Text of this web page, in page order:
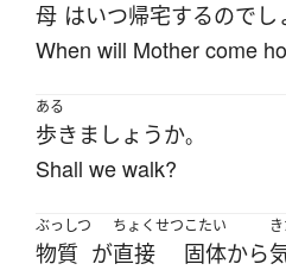
母 はいつ帰宅するのでし
When will Mother come
ある
歩き ましょうか。
Shall we walk?
ぶっしつ
物質 が
ちょくせつ
直接
こたい
固体から